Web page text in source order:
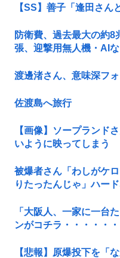
【SS】善子「逢田さん
防衛費、過去最大の約
張、迎撃用無人機・AIな
渡邊渚さん、意味深フ
佐渡島へ旅行
【画像】ソープランド
いように映ってしまう
被爆者さん「わしがケ
りたったんじゃ」ハー
「大阪人、一家に一台
ンがコチラ・・・・・・
【悲報】原爆投下を「